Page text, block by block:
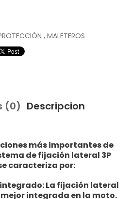
, MALETEROS
(0) Descripcion
más importantes de
de fijación lateral 3P
caracteriza por:
La fijación lateral
integrada en la moto.